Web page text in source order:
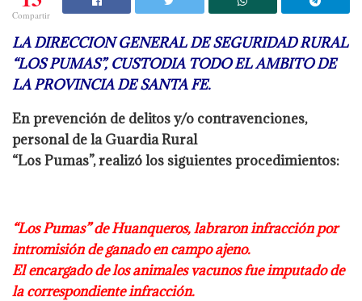
Compartir
LA DIRECCION GENERAL DE SEGURIDAD RURAL
“LOS PUMAS”, CUSTODIA TODO EL AMBITO DE
LA PROVINCIA DE SANTA FE.
En prevención de delitos y/o contravenciones,
personal de la Guardia Rural
“Los Pumas”, realizó los siguientes procedimientos:
“Los Pumas” de Huanqueros, labraron infracción por
intromisión de ganado encampo ajeno.
El encargado de los animales vacunos fue imputado de
la correspondiente infracción.